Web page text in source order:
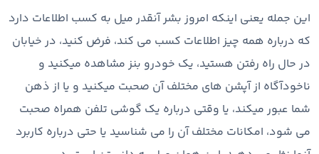
این جمله یعنی اینکه امروز بشر آنقدر میل به کسب اطلاعات دارد
که درباره همه چیز اطلاعات کسب می کند، فرض کنید، در خیابان
در حال راه رفتن هستید، یک خودرو بنز مشاهده میکنید و
ناخودآگاه از آپشن های مختلف آن صحبت میکنید و یا از ذهن
شما عبور میکند، یا وقتی درباره یک گوشی تلفن همراه صحبت
می شود، امکانات مختلف آن را می شناسید یا حتی درباره کاربرد